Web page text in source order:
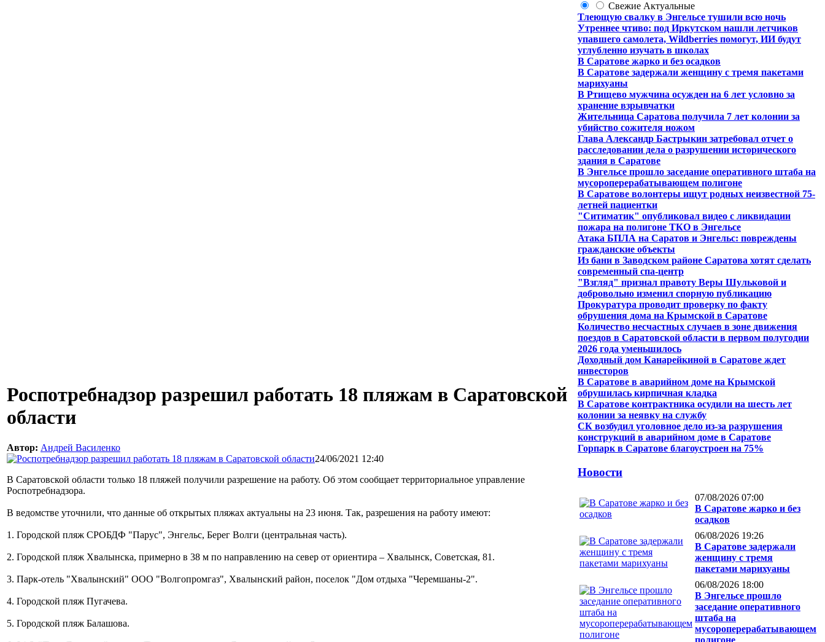
Роспотребнадзор разрешил работать 18 пляжам в Саратовской
области
Автор: Андрей Василенко
24/06/2021 12:40
В Саратовской области только 18 пляжей получили разрешение на работу. Об этом сообщает территориальное управление
Роспотребнадзора.
В ведомстве уточнили, что данные об открытых пляжах актуальны на 23 июня. Так, разрешения на работу имеют:
1. Городской пляж СРОБДФ "Парус", Энгельс, Берег Волги (центральная часть).
2. Городской пляж Хвалынска, примерно в 38 м по направлению на север от ориентира – Хвалынск, Советская, 81.
3. Парк-отель "Хвалынский" ООО "Волгопромгаз", Хвалынский район, поселок "Дом отдыха "Черемшаны-2".
4. Городской пляж Пугачева.
5. Городской пляж Балашова.
Свежие Актуальные
Тлеющую свалку в Энгельсе тушили всю ночь
Утреннее чтиво: под Иркутском нашли летчиков
упавшего самолета, Wildberries помогут, ИИ будут
углубленно изучать в школах
В Саратове жарко и без осадков
В Саратове задержали женщину с тремя пакетами
марихуаны
В Ртищево мужчина осужден на 6 лет условно за
хранение взрывчатки
Жительница Саратова получила 7 лет колонии за
убийство сожителя ножом
Глава Александр Бастрыкин затребовал отчет о
расследовании дела о разрушении исторического
здания в Саратове
В Энгельсе прошло заседание оперативного штаба на
мусороперерабатывающем полигоне
В Саратове волонтеры ищут родных неизвестной 75-
летней пациентки
"Ситиматик" опубликовал видео с ликвидации
пожара на полигоне ТКО в Энгельсе
Атака БПЛА на Саратов и Энгельс: повреждены
гражданские объекты
Из бани в Заводском районе Саратова хотят сделать
современный спа-центр
"Взгляд" признал правоту Веры Шульковой и
добровольно изменил спорную публикацию
Прокуратура проводит проверку по факту
обрушения дома на Крымской в Саратове
Количество несчастных случаев в зоне движения
поездов в Саратовской области в первом полугодии
2026 года уменьшилось
Доходный дом Канарейкиной в Саратове ждет
инвесторов
В Саратове в аварийном доме на Крымской
обрушилась кирпичная кладка
В Саратове контрактника осудили на шесть лет
колонии за неявку на службу
СК возбудил уголовное дело из-за разрушения
конструкций в аварийном доме в Саратове
Горпарк в Саратове благоустроен на 75%
Новости
07/08/2026 07:00
В Саратове жарко и без
осадков
06/08/2026 19:26
В Саратове задержали
женщину с тремя
пакетами марихуаны
06/08/2026 18:00
В Энгельсе прошло
заседание оперативного
штаба на
мусороперерабатывающем